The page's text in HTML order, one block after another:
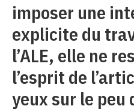
imposer une
explicite du
l’ALE, elle ne
l’esprit de
yeux sur le peu